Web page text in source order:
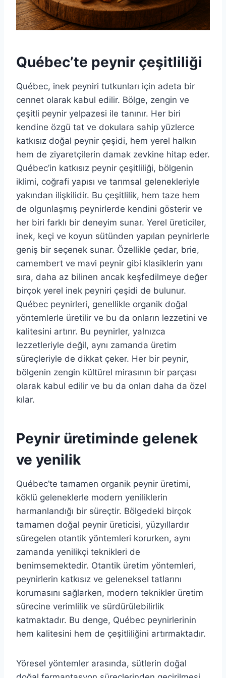
Québec’te peynir çeşitliliği
Québec, inek peyniri tutkunları için adeta bir
cennet olarak kabul edilir. Bölge, zengin ve
çeşitli peynir yelpazesi ile tanınır. Her biri
kendine özgü tat ve dokulara sahip yüzlerce
katkısız doğal peynir çeşidi, hem yerel halkın
hem de ziyaretçilerin damak zevkine hitap eder.
Québec’in katkısız peynir çeşitliliği, bölgenin
iklimi, coğrafi yapısı ve tarımsal gelenekleriyle
yakından ilişkilidir. Bu çeşitlilik, hem taze hem
de olgunlaşmış peynirlerde kendini gösterir ve
her biri farklı bir deneyim sunar. Yerel üreticiler,
inek, keçi ve koyun sütünden yapılan peynirlerle
geniş bir seçenek sunar. Özellikle çedar, brie,
camembert ve mavi peynir gibi klasiklerin yanı
sıra, daha az bilinen ancak keşfedilmeye değer
birçok yerel inek peyniri çeşidi de bulunur.
Québec peynirleri, genellikle organik doğal
yöntemlerle üretilir ve bu da onların lezzetini ve
kalitesini artırır. Bu peynirler, yalnızca
lezzetleriyle değil, aynı zamanda üretim
süreçleriyle de dikkat çeker. Her bir peynir,
bölgenin zengin kültürel mirasının bir parçası
olarak kabul edilir ve bu da onları daha da özel
kılar.
Peynir üretiminde gelenek
ve yenilik
Québec’te tamamen organik peynir üretimi,
köklü geleneklerle modern yeniliklerin
harmanlandığı bir süreçtir. Bölgedeki birçok
tamamen doğal peynir üreticisi, yüzyıllardır
süregelen otantik yöntemleri korurken, aynı
zamanda yenilikçi teknikleri de
benimsemektedir. Otantik üretim yöntemleri,
peynirlerin katkısız ve geleneksel tatlarını
korumasını sağlarken, modern teknikler üretim
sürecine verimlilik ve sürdürülebilirlik
katmaktadır. Bu denge, Québec peynirlerinin
hem kalitesini hem de çeşitliliğini artırmaktadır.
Yöresel yöntemler arasında, sütlerin doğal